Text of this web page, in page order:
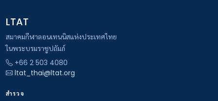
LTAT
สมาคมกีฬาลอนเทนนิสแห่งประเทศไทย
ในพระบรมราชูปถัมภ์
+66 2 503 4080
ltat_thai@ltat.org
สำรวจ